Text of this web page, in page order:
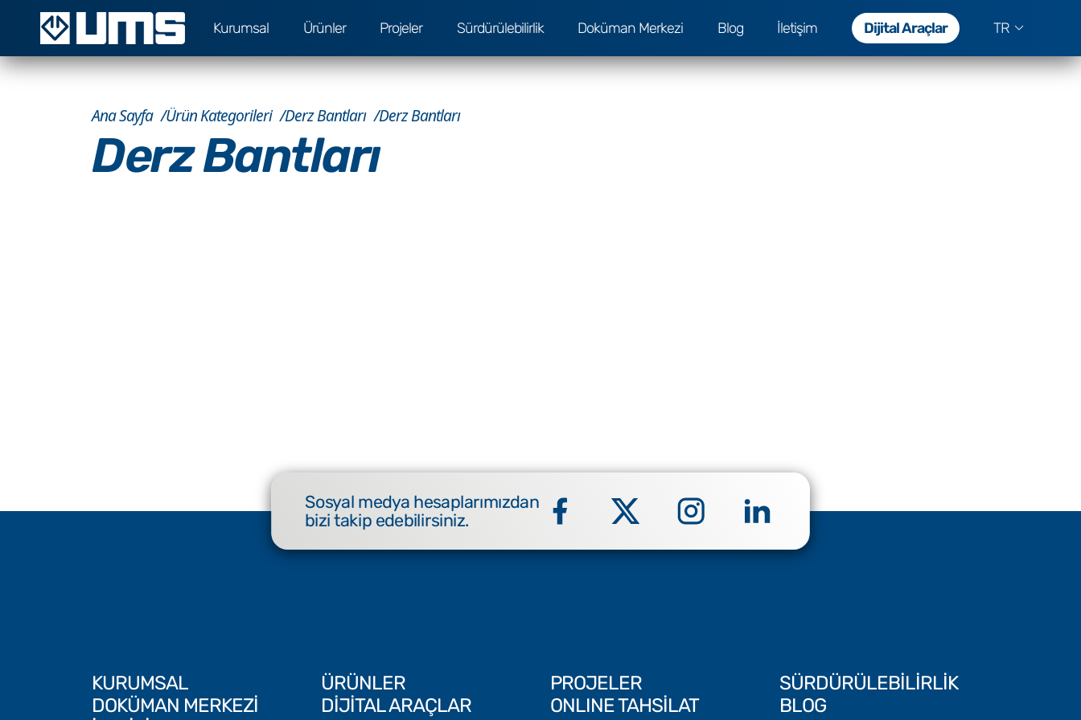
Kurumsal Ürünler Projeler Sürdürülebilirlik Doküman Merkezi Blog İletişim Dijital Araçlar TR
Ana Sayfa Ürün Kategorileri Derz Bantları Derz Bantları
Derz Bantları
Sosyal medya hesaplarımızdan
bizi takip edebilirsiniz.
KURUMSAL ÜRÜNLER PROJELER
SÜRDÜRÜLEBİLİRLİK
DOKÜMAN MERKEZİ
DİJİTAL ARAÇLAR ONLINE TAHSİLAT
BLOG